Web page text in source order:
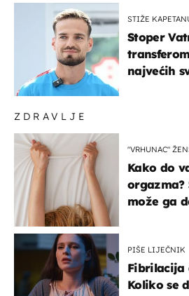
ZDRAVLJE
"VRHUNAC"
Kako do
orgazma?
može ga
PIŠE LIJEČNIK
Fibrilacija
Koliko se
STIŽE
Stoper
najvećih